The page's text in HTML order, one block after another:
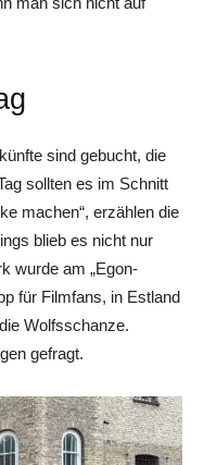
sind gebucht, die
sollten es im Schnitt
machen“, erzählen die
blieb es nicht nur
wurde am „Egon-
für Filmfans, in Estland
Wolfsschanze.
gefragt.